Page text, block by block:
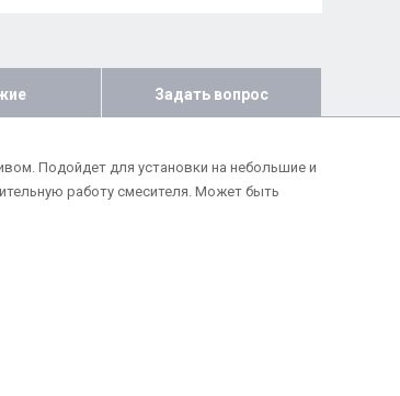
Задать вопрос
Подойдет для установки на небольшие и
работу смесителя. Может быть